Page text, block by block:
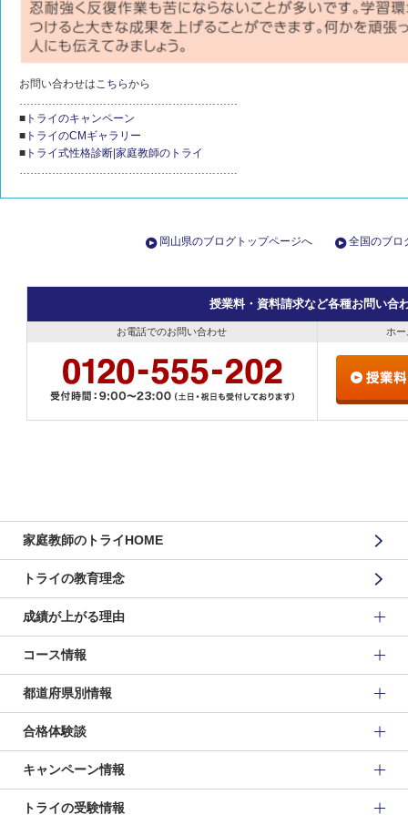
お問い合わせはこちらから
……………………………………………………
■ トライのキャンペーン
■ トライのCMギャラリー
■ トライ式性格診断|家庭教師のトライ
……………………………………………………
岡山県のブログトップページへ 全国のブロ
授業料・資料請求など各種お問い合
お電話でのお問い合わせ ホ
家庭教師のトライHOME
トライの教育理念
成績が上がる理由
コース情報
都道府県別情報
合格体験談
キャンペーン情報
トライの受験情報